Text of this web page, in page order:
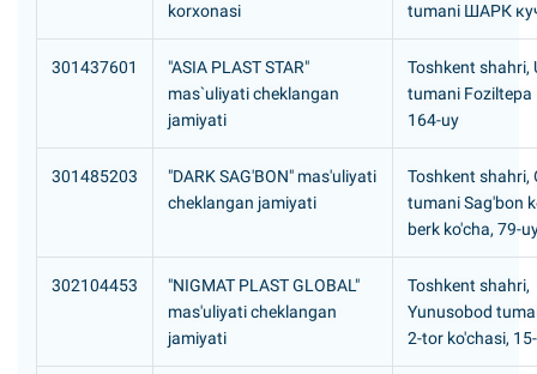
korxonasi
tumani ШАРК
301437601
"ASIA PLAST STAR"
mas`uliyati cheklangan
jamiyati
Toshkent shahri,
tumani Foziltepa
164-uy
301485203
"DARK SAG'BON" mas'uliyati
cheklangan jamiyati
Toshkent shahri,
tumani Sag'bon
berk ko'cha, 79-
302104453
"NIGMAT PLAST GLOBAL"
mas'uliyati cheklangan
jamiyati
Toshkent shahri,
Yunusobod
2-tor ko'chasi,